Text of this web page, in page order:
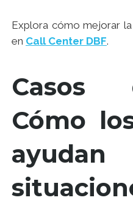
Explora cómo mejorar
en Call Center DBF.
Casos
Cómo